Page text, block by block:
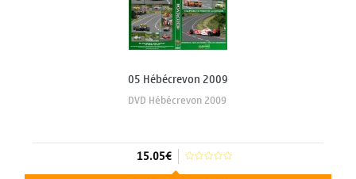
05 Hébécrevon 2009
DVD Hébécrevon 2009
15.05€